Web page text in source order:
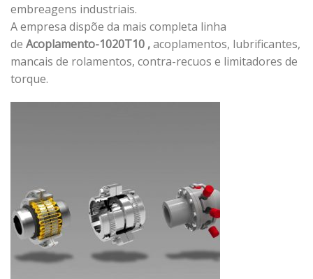
embreagens industriais.
A empresa dispõe da mais completa linha
de Acoplamento-1020T10 ,acoplamentos, lubrificantes,
mancais de rolamentos, contra-recuos e limitadores de
torque.